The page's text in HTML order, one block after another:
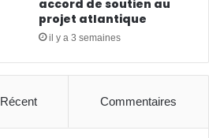
accord de soutien au
projet atlantique
il y a 3 semaines
Récent Commentaires